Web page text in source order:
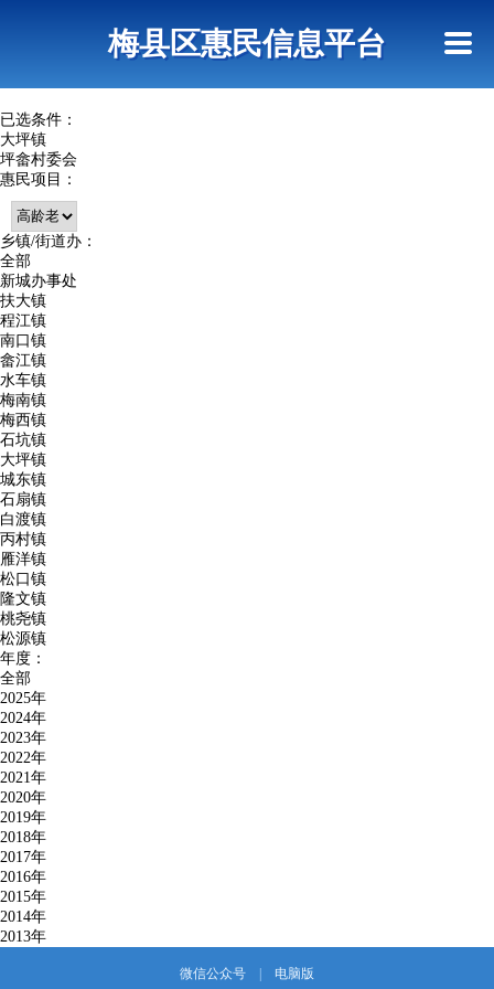
查询指引梅县区惠民信息平台
已选条件：
大坪镇
坪畲村委会
惠民项目：
乡镇/街道办：
全部
新城办事处
扶大镇
程江镇
南口镇
畲江镇
水车镇
梅南镇
梅西镇
石坑镇
大坪镇
城东镇
石扇镇
白渡镇
丙村镇
雁洋镇
松口镇
隆文镇
桃尧镇
松源镇
年度：
全部
2025年
2024年
2023年
2022年
2021年
2020年
2019年
2018年
2017年
2016年
2015年
2014年
2013年
微信公众号 电脑版